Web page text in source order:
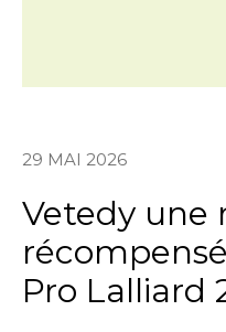
29 MAI 2026
Vetedy une
Pro Lalliard